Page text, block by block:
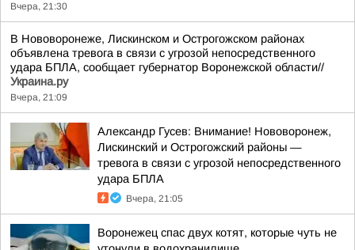
Вчера, 21:30
В Нововоронеже, Лискинском и Острогожском районах
объявлена тревога в связи с угрозой непосредственного
удара БПЛА, сообщает губернатор Воронежской области//
Украина.ру
Вчера, 21:09
Александр Гусев: Внимание! Нововоронеж,
Лискинский и Острогожский районы —
тревога в связи с угрозой непосредственного
удара БПЛА
Вчера, 21:05
Воронежец спас двух котят, которые чуть не